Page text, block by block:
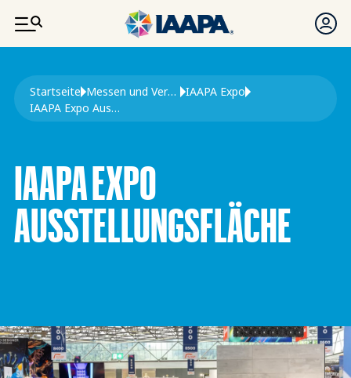
DIREKT ZUM INHALT
Pfadnavigation
Startseite Messen und Veranstaltungen
IAAPA Expo
IAAPA Expo Ausstellungsfläche
IAAPA EXPO
AUSSTELLUNGSFLÄCHE